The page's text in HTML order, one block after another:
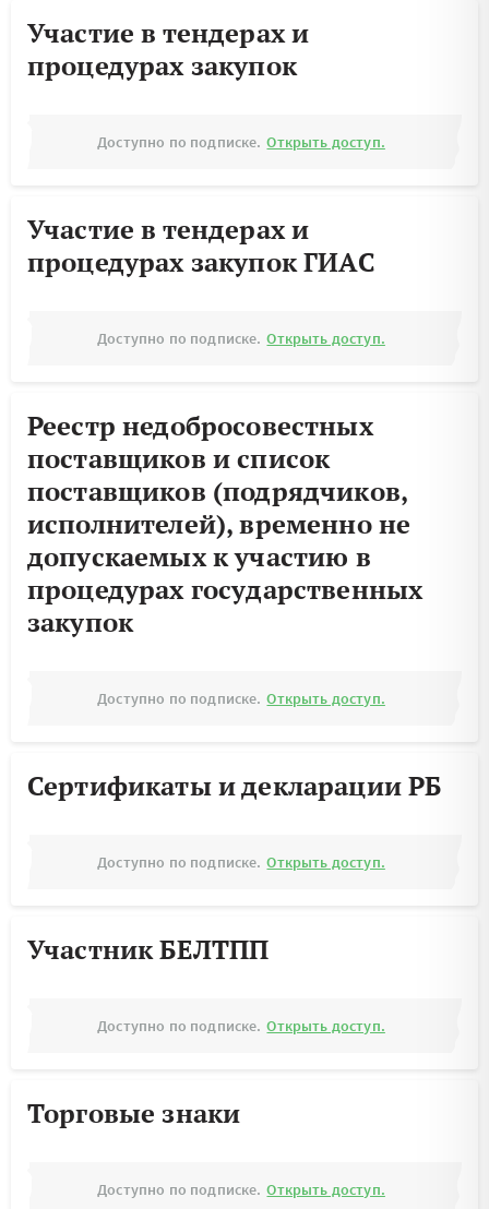
Участие в тендерах и
процедурах закупок
Доступно по подписке. Открыть доступ.
Участие в тендерах и
процедурах закупок ГИАС
Доступно по подписке. Открыть доступ.
Реестр недобросовестных
поставщиков и список
поставщиков (подрядчиков,
исполнителей), временно не
допускаемых к участию в
процедурах государственных
закупок
Доступно по подписке. Открыть доступ.
Сертификаты и декларации РБ
Доступно по подписке. Открыть доступ.
Участник БЕЛТПП
Доступно по подписке. Открыть доступ.
Торговые знаки
Доступно по подписке. Открыть доступ.